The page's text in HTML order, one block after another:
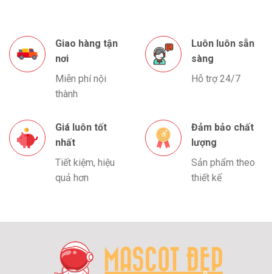
Giao hàng tận
nơi
Miễn phí nội
thành
Luôn luôn sẵn
sàng
Hỗ trợ 24/7
Giá luôn tốt
nhất
Tiết kiệm, hiệu
quả hơn
Đảm bảo chất
lượng
Sản phẩm theo
thiết kế